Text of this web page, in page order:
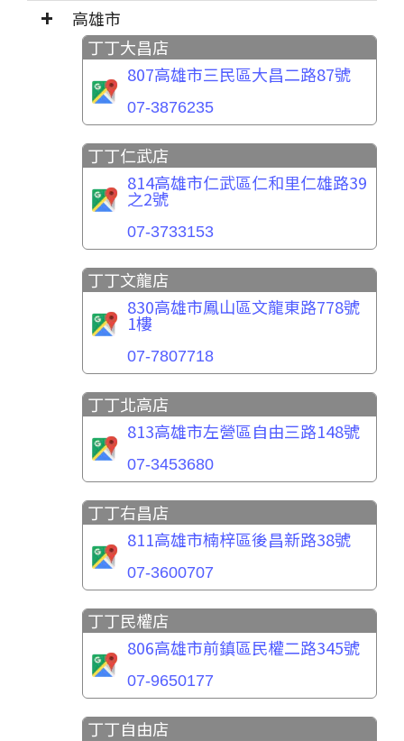
高雄市
丁丁大昌店
807高雄市三民區大昌二路87號
07-3876235
丁丁仁武店
814高雄市仁武區仁和里仁雄路39
之2號
07-3733153
丁丁文龍店
830高雄市鳳山區文龍東路778號
1樓
07-7807718
丁丁北高店
813高雄市左營區自由三路148號
07-3453680
丁丁右昌店
811高雄市楠梓區後昌新路38號
07-3600707
丁丁民權店
806高雄市前鎮區民權二路345號
07-9650177
丁丁自由店